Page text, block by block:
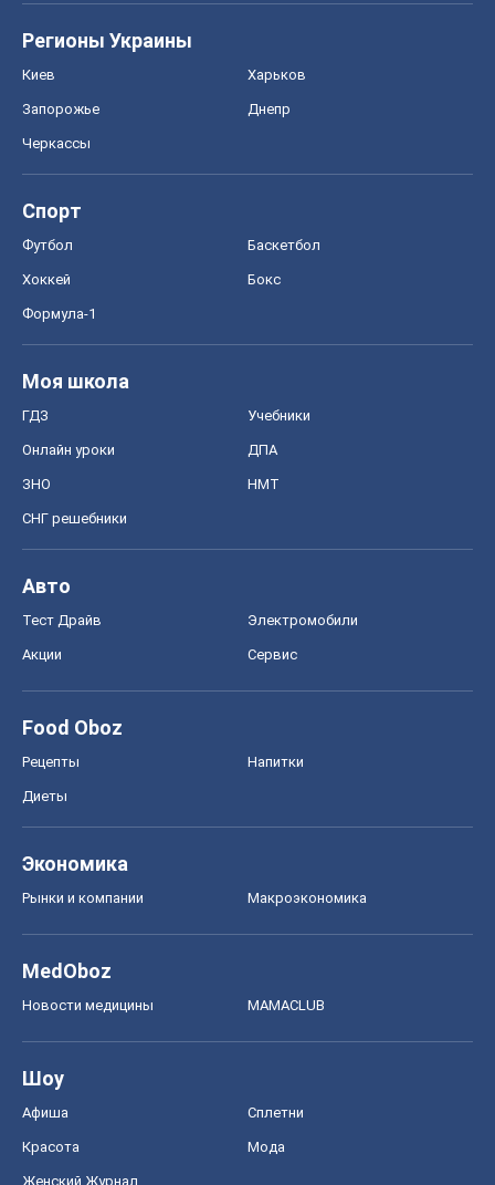
Регионы Украины
Киев Харьков
Запорожье Днепр
Черкассы
Спорт
Футбол Баскетбол
Хоккей Бокс
Формула-1
Моя школа
ГДЗ Учебники
Онлайн уроки ДПА
ЗНО НМТ
СНГ решебники
Авто
Тест Драйв Электромобили
Акции Сервис
Food Oboz
Рецепты Напитки
Диеты
Экономика
Рынки и компании Mакроэкономика
MedOboz
Новости медицины MAMACLUB
Шоу
Афиша Сплетни
Красота Мода
Женский Журнал